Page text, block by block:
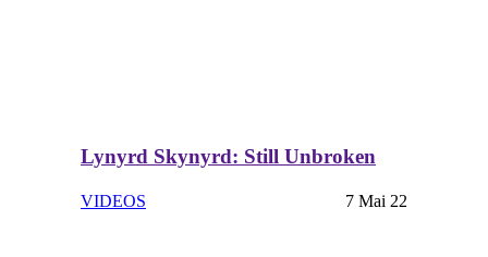
Lynyrd Skynyrd: Still Unbroken
VIDEOS 7 Mai 22